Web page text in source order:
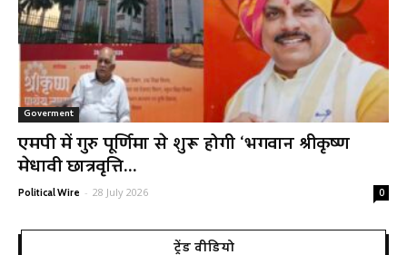
Goverment
एमपी में गुरु पूर्णिमा से शुरू होगी ‘भगवान श्रीकृष्ण
मेधावी छात्रवृत्ति...
Political Wire - 28 July 2026 0
ट्रेंड वीडियो